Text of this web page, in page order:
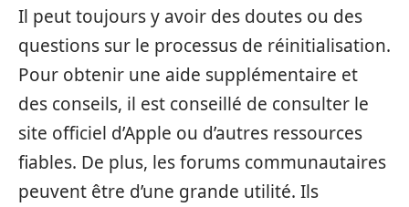
Il peut toujours y avoir des doutes ou des
questions sur le processus de réinitialisation.
Pour obtenir une aide supplémentaire et
des conseils, il est conseillé de consulter le
site officiel d’Apple ou d’autres ressources
fiables. De plus, les forums communautaires
peuvent être d’une grande utilité. Ils